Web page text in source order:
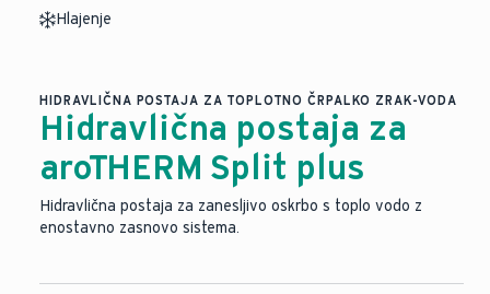
Hlajenje
HIDRAVLIČNA POSTAJA ZA TOPLOTNO ČRPALKO ZRAK-VODA
Hidravlična postaja za
aroTHERM Split plus
Hidravlična postaja za zanesljivo oskrbo s toplo vodo z
enostavno zasnovo sistema.